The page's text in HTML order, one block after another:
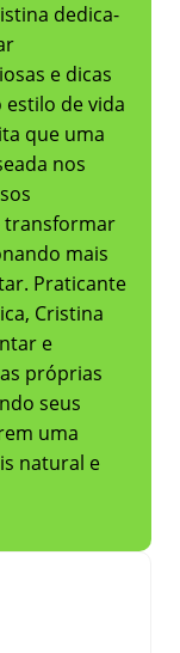
dedica-
e dicas
de vida
que uma
nos
transformar
mais
Praticante
Cristina
e
próprias
seus
uma
natural e